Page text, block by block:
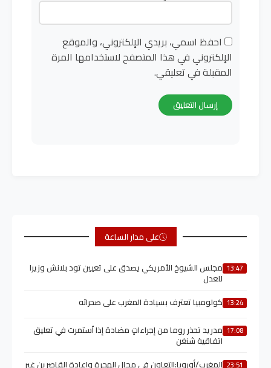
احفظ اسمي، بريدي الإلكتروني، والموقع
الإلكتروني في هذا المتصفح لاستخدامها المرة
المقبلة في تعليقي.
على مدار الساعة
13:47 مجلس الشيوخ الأمريكي يصدق على تعيين تود بلانش وزيرا
للعدل
13:24 كولومبيا تعترف بسيادة المغرب على صحرائه
17:08 مدريد تحذر روما من إجراءاتٍ مضادة إذا اُستمرت في تعليق
اتفاقية شنغن
23:51 المغرب/أوروبا:التعاون في مجال الهجرة وإعادة القاصرين غير